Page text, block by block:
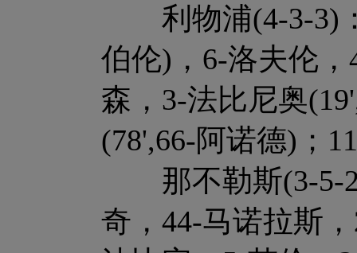
利物浦(4-3-3)：
伯伦)，6-洛夫伦
森，3-法比尼奥
(78',66-阿诺德)；
那不勒斯(3-5-2)
奇，44-马诺拉斯